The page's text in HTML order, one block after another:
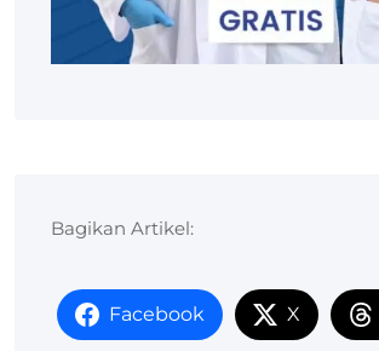
Bagikan Artikel:
Facebook X